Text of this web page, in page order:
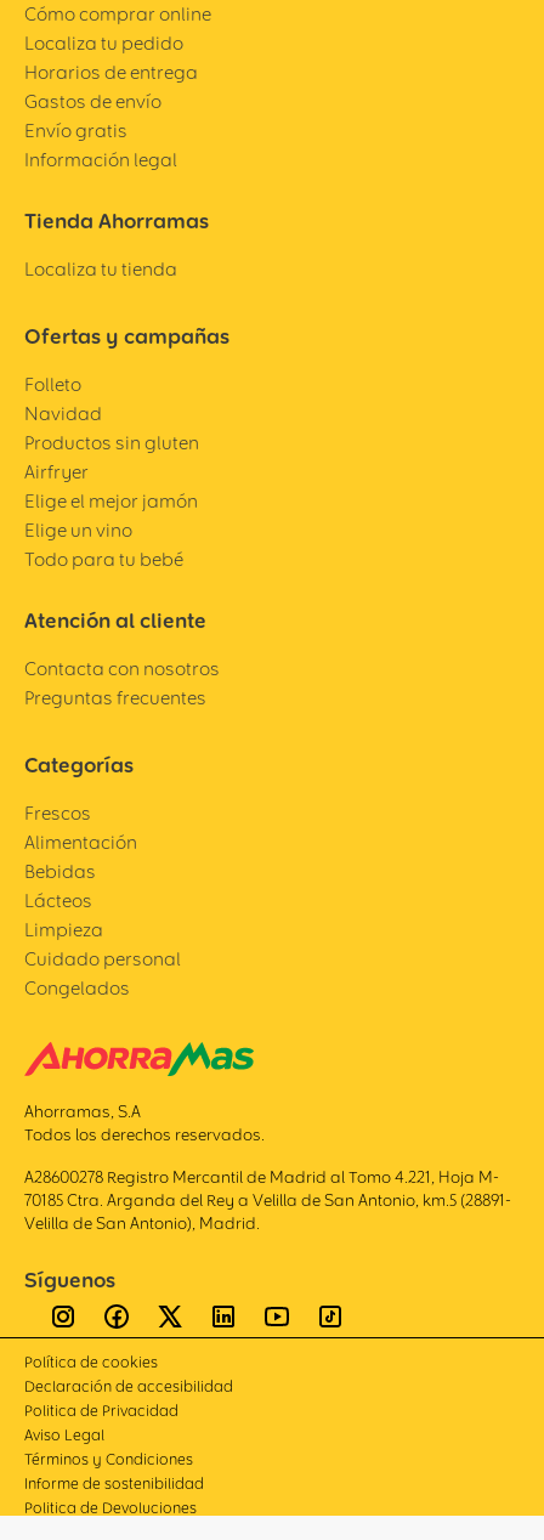
Cómo comprar online
Localiza tu pedido
Horarios de entrega
Gastos de envío
Envío gratis
Información legal
Tienda Ahorramas
Localiza tu tienda
Ofertas y campañas
Folleto
Navidad
Productos sin gluten
Airfryer
Elige el mejor jamón
Elige un vino
Todo para tu bebé
Atención al cliente
Contacta con nosotros
Preguntas frecuentes
Categorías
Frescos
Alimentación
Bebidas
Lácteos
Limpieza
Cuidado personal
Congelados
Ahorramas, S.A
Todos los derechos reservados.
A28600278 Registro Mercantil de Madrid al Tomo 4.221, Hoja M-
70185 Ctra. Arganda del Rey a Velilla de San Antonio, km.5 (28891-
Velilla de San Antonio), Madrid.
Síguenos
Política de cookies
Declaración de accesibilidad
Politica de Privacidad
Aviso Legal
Términos y Condiciones
Informe de sostenibilidad
Politica de Devoluciones